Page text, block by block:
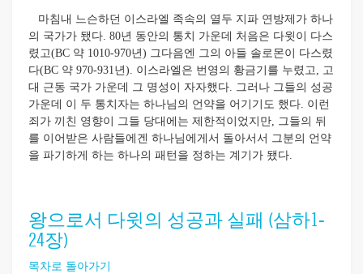
마침내 느슨하던 이스라엘 족속의 열두 지파 연방제가 하나
의 국가가 됐다. 80년 동안의 통치 가운데 처음은 다윗이 다스
렸고(BC 약 1010-970년) 그다음엔 그의 아들 솔로몬이 다스렸
다(BC 약 970-931년). 이스라엘은 번영의 황금기를 누렸고, 고
대 근동 국가 가운데 그 명성이 자자했다. 그러나 그들의 성공
가운데 이 두 통치자는 하나님의 언약을 어기기도 했다. 이런
죄가 끼친 영향이 그들 당대에는 제한적이었지만, 그들의 뒤
를 이어받은 사람들에겐 하나님에게서 돌아서서 그분의 언약
을 파기하게 하는 하나의 패턴을 정하는 계기가 됐다.
왕으로서 다윗의 성공과 실패 (삼하1-
24장)
목차로 돌아가기